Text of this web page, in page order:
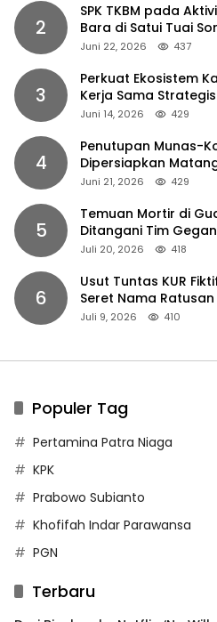
2
SPK TKBM pada
Bara di Satui Tuai
Juni 22, 2026 437
3
Perkuat Ekosistem
Kerja Sama
Juni 14, 2026 429
4
Penutupan Munas-
Dipersiapkan
Juni 21, 2026 429
5
Temuan Mortir di
Ditangani Tim
Juli 20, 2026 418
6
Usut Tuntas KUR
Seret Nama
Juli 9, 2026 410
Populer Tag
Pertamina Patra Niaga
KPK
Prabowo Subianto
Khofifah Indar Parawansa
PGN
Terbaru